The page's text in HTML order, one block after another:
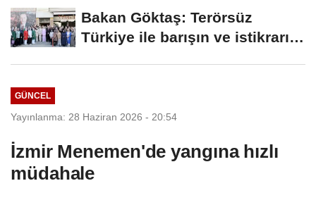
Bakan Göktaş: Terörsüz
Türkiye ile barışın ve istikrarın
GÜNCEL
Yayınlanma: 28 Haziran 2026 - 20:54
İzmir Menemen'de yangına hızlı
müdahale